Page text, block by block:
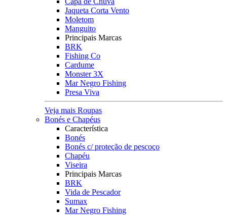
Jaqueta Corta Vento
Moletom
Manguito
Principais Marcas
BRK
Fishing Co
Cardume
Monster 3X
Mar Negro Fishing
Presa Viva
Veja mais Roupas
Bonés e Chapéus
Característica
Bonés
Bonés c/ proteção de pescoço
Chapéu
Viseira
Principais Marcas
BRK
Vida de Pescador
Sumax
Mar Negro Fishing